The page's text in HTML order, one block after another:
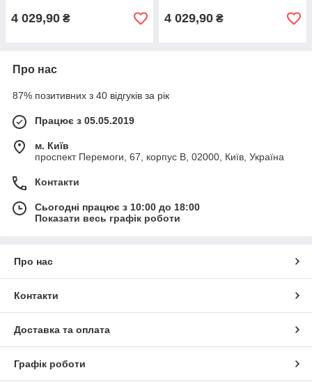
4 029,90 ₴ 4 029,90 ₴
Про нас
87% позитивних з 40 відгуків за рік
Працює з 05.05.2019
м. Київ
проспект Перемоги, 67, корпус В, 02000, Київ, Україна
Контакти
Сьогодні працює з 10:00 до 18:00
Показати весь графік роботи
Про нас
Контакти
Доставка та оплата
Графік роботи